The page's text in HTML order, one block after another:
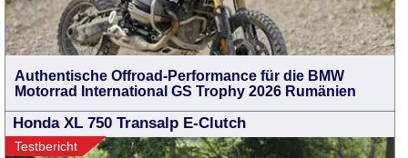
Authentische Offroad-Performance für die BMW
Motorrad International GS Trophy 2026 Rumänien
Honda XL 750 Transalp E-Clutch
Testbericht